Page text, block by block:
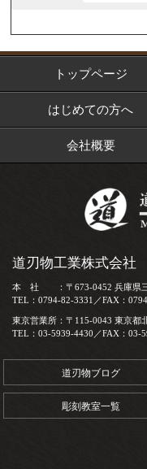
トップページ
はじめての方へ
会社概要
道刃物工業株式会社
本 社 ：〒673-0452 兵庫県三
TEL：0794-82-3331／FAX：
東京営業所：〒115-0043 東京都
TEL：03-5939-4430／FAX：03-
道刃物ブログ
彫刻教室一覧